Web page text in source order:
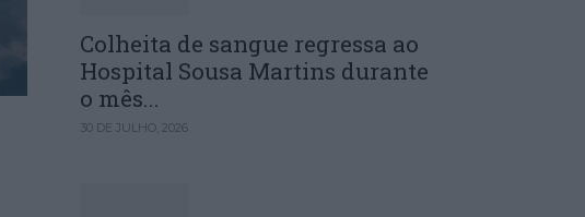
Colheita de sangue regressa ao
Hospital Sousa Martins durante
o mês...
30 DE JULHO, 2026